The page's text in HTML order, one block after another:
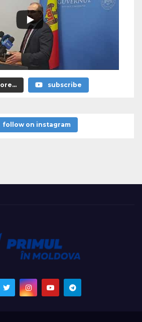
subscribe
follow on instagram